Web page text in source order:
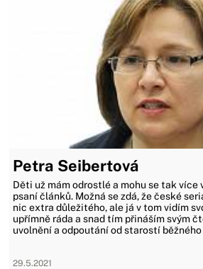
Petra Seibertová
Děti už mám odrostlé a mohu se tak více
psaní článků. Možná se zdá, že české
nic extra důležitého, ale já v tom vidím
upřímně ráda a snad tím přináším svým
uvolnění a odpoutání od starostí
29.5.2021